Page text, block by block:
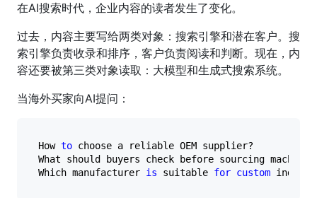
在AI搜索时代，企业内容的读者发生了变化。
过去，内容主要写给两类对象：搜索引擎和潜在客户。搜
索引擎负责收录和排序，客户负责阅读和判断。现在，内
容还要被第三类对象读取：大模型和生成式搜索系统。
当海外买家向AI提问：
How to choose a reliable OEM supplier?
What should buyers check before sourcing
Which manufacturer is suitable for custom